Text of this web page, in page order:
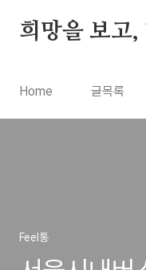
희망을 보고,
Home 글목록
Feel통